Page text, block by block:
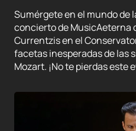
Sumérgete en el mundo de
concierto de MusicAeterna
Currentzis en el
facetas inesperadas de las
Mozart. ¡No te pierdas este